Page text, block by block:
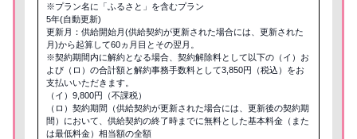
※プラン名に「ふるさと」を含むプラン
5年(自動更新)
更新月：供給開始月(供給契約が更新された場合には、更新された
月)から起算して60ヵ月目とその翌月。
※契約期間内に解約となる場合、契約解除料として以下の（イ）お
よび（ロ）の合計額と解約事務手数料として3,850円（税込）をお
支払いいただきます。
（イ）9,800円（不課税）
（ロ）契約期間（供給契約が更新された場合には、更新後の契約期
間）において、供給契約の終了時までに無料とした基本料金（また
は最低料金）相当額の全額